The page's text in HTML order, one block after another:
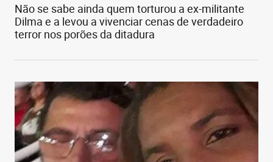
Não se sabe ainda quem torturou a ex-militante
Dilma e a levou a vivenciar cenas de verdadeiro
terror nos porões da ditadura